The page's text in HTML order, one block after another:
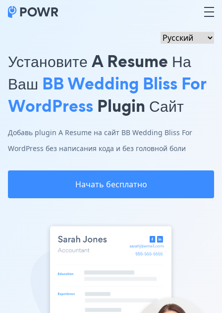
Установите A Resume На
Ваш BB Wedding Bliss For
WordPress Plugin Сайт
Добавь plugin A Resume на сайт BB Wedding Bliss For
WordPress без написания кода и без головной боли
Начать бесплатно